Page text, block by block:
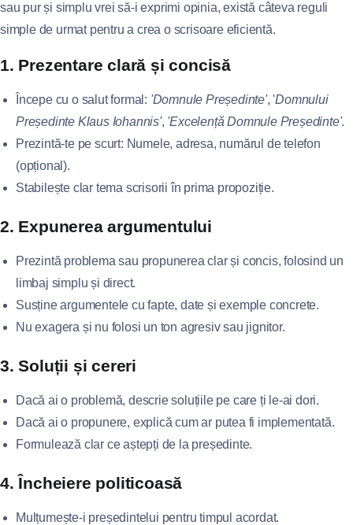
sau pur și simplu vrei să-i exprimi opinia, există câteva reguli
simple de urmat pentru a crea o scrisoare eficientă.
1. Prezentare clară și concisă
Începe cu o salut formal: 'Domnule Președinte', 'Domnului
Președinte Klaus Iohannis', 'Excelență Domnule Președinte'.
Prezintă-te pe scurt: Numele, adresa, numărul de telefon
(opțional).
Stabilește clar tema scrisorii în prima propoziție.
2. Expunerea argumentului
Prezintă problema sau propunerea clar și concis, folosind un
limbaj simplu și direct.
Susține argumentele cu fapte, date și exemple concrete.
Nu exagera și nu folosi un ton agresiv sau jignitor.
3. Soluții și cereri
Dacă ai o problemă, descrie soluțiile pe care ți le-ai dori.
Dacă ai o propunere, explică cum ar putea fi implementată.
Formulează clar ce aștepți de la președinte.
4. Încheiere politicoasă
Mulțumește-i președintelui pentru timpul acordat.